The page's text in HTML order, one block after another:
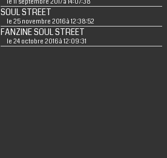
le 11 septembre 2017 à 14:07:38
SOUL STREET
le 25 novembre 2016 à 12:38:52
FANZINE SOUL STREET
le 24 octobre 2016 à 12:09:31